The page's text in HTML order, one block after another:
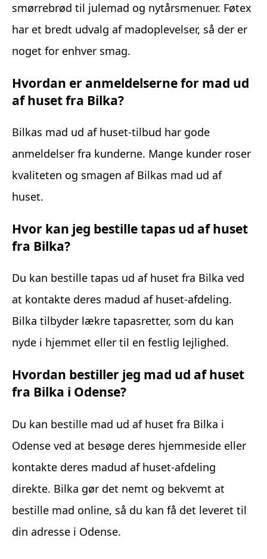
smørrebrød til julemad og nytårsmenuer. Føtex
har et bredt udvalg af madoplevelser, så der er
noget for enhver smag.
Hvordan er anmeldelserne for mad ud
af huset fra Bilka?
Bilkas mad ud af huset-tilbud har gode
anmeldelser fra kunderne. Mange kunder roser
kvaliteten og smagen af Bilkas mad ud af
huset.
Hvor kan jeg bestille tapas ud af huset
fra Bilka?
Du kan bestille tapas ud af huset fra Bilka ved
at kontakte deres madud af huset-afdeling.
Bilka tilbyder lækre tapasretter, som du kan
nyde i hjemmet eller til en festlig lejlighed.
Hvordan bestiller jeg mad ud af huset
fra Bilka i Odense?
Du kan bestille mad ud af huset fra Bilka i
Odense ved at besøge deres hjemmeside eller
kontakte deres madud af huset-afdeling
direkte. Bilka gør det nemt og bekvemt at
bestille mad online, så du kan få det leveret til
din adresse i Odense.